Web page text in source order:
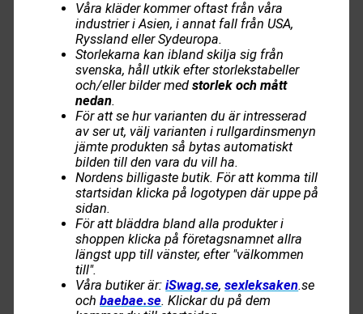
Våra kläder kommer oftast från våra
industrier i Asien, i annat fall från USA,
Ryssland eller Sydeuropa.
Storlekarna kan ibland skilja sig från
svenska, håll utkik efter storlekstabeller
och/eller bilder medstorlek och mått
nedan.
För att se hur varianten du är intresserad
av ser ut, välj varianten i rullgardinsmenyn
jämte produkten så bytas automatiskt
bilden till den vara du vill ha.
Nordens billigaste butik. För att komma till
startsidan klicka på logotypen där uppe på
sidan.
För att bläddra bland alla produkter i
shoppen klicka på företagsnamnet allra
längst upp till vänster, efter "välkommen
till".
Våra butiker är:iSwag.se,sexleksaken.se
ochbaebae.se. Klickar du på dem